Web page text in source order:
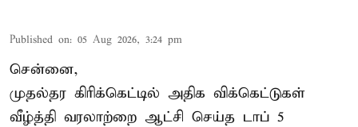
Published on: 05 Aug 2026, 3:24 pm
சென்னை,
முதல்தர கிரிக்கெட்டில் அதிக விக்கெட்டுகள்
வீழ்த்தி வரலாற்றை ஆட்சி செய்த டாப் 5